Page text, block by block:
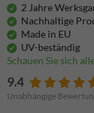
2 Jahre
Nachhaltige
Made in EU
UV-beständig
Schauen Sie sich
9.4
Unabhängige